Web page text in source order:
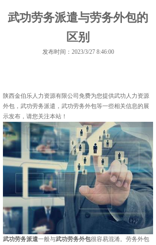
武功劳务派遣与劳务外包的
区别
发布时间：2023/3/27 8:46:00
陕西金伯乐人力资源有限公司免费为您提供武功人力资源
外包 ，武功劳务派遣，武功劳务外包等一些相关信息的展
示发布，请您关注本站！
武功劳务派遣一般与武功劳务外包很容易混淆。劳务外包